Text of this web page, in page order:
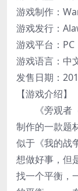
游戏制作：
游戏发行：
游戏平台：PC
游戏语言：中
发售日期：
【游戏介绍】
《旁观者（
制作的一款题
似于《我的战
想做好事，但
找一个平衡，